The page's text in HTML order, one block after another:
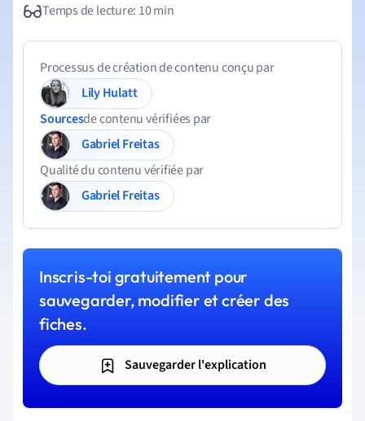
Temps de lecture: 10 min
Processus de création de contenu conçu par
Lily Hulatt
Sourcesde contenu vérifiées par
Gabriel Freitas
Qualité du contenu vérifiée par
Gabriel Freitas
Inscris-toi gratuitement pour
sauvegarder, modifier et créer des
fiches.
Sauvegarder l'explication